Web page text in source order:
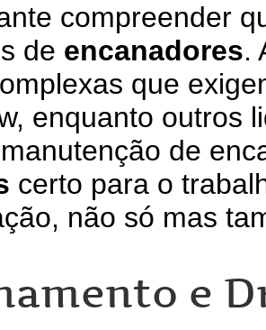
compreender
de encanadores.
que
enquanto outros
de
certo para o
não só mas
e